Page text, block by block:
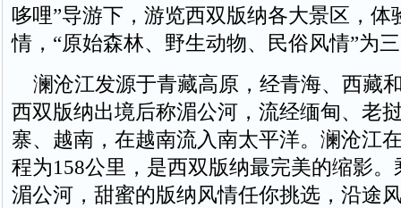
哆哩”导游下，游览西双版纳各大景区，体
情，“原始森林、野生动物、民俗风情”为
澜沧江发源于青藏高原，经青海、西藏
西双版纳出境后称湄公河，流经缅甸、老
寨、越南，在越南流入南太平洋。澜沧江
程为158公里，是西双版纳最完美的缩影
湄公河，甜蜜的版纳风情任你挑选，沿途